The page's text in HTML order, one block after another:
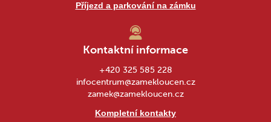
Příjezd a parkování na zámku
Kontaktní informace
+420 325 585 228
infocentrum@zamekloucen.cz
zamek@zamekloucen.cz
Kompletní kontakty